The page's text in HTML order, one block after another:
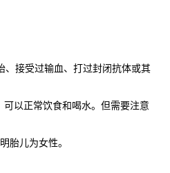
接受过输血、打过封闭抗体或其
以正常饮食和喝水。但需要注意
胎儿为女性。